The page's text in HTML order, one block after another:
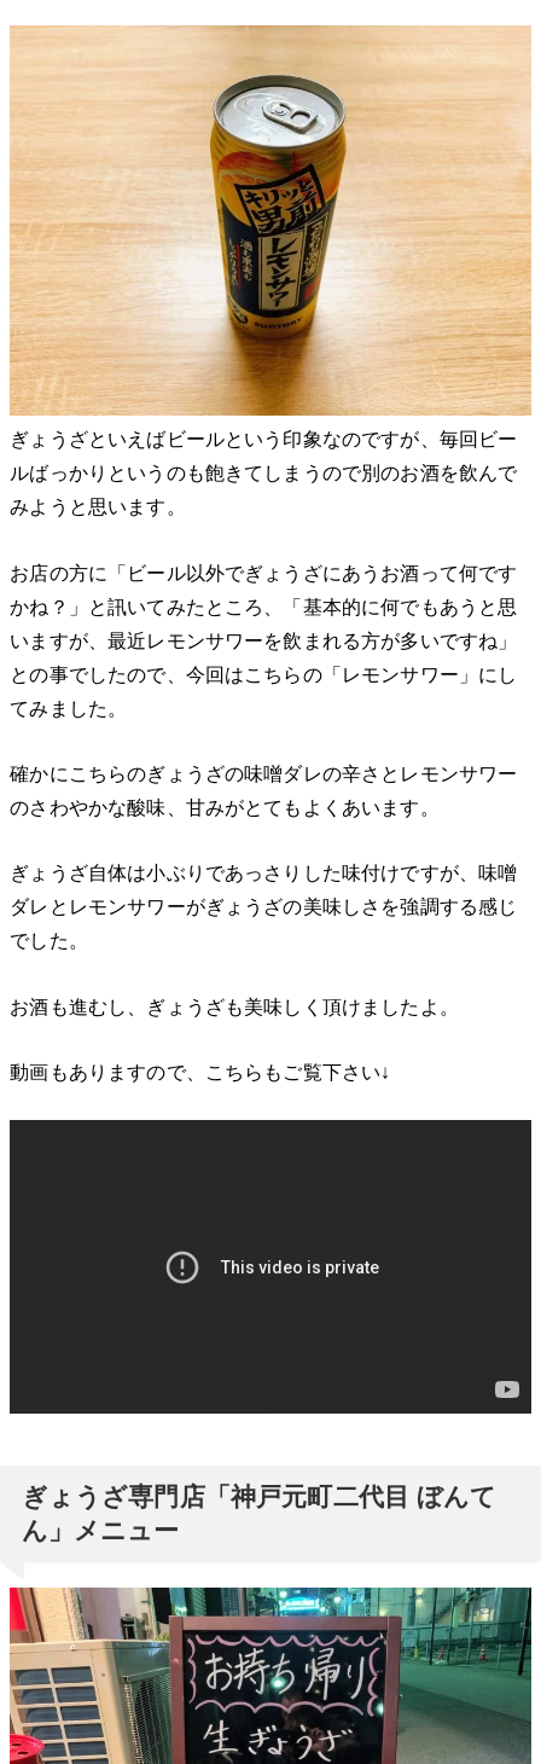
ぎょうざといえばビールという印象なのですが、毎回ビー
ルばっかりというのも飽きてしまうので別のお酒を飲んで
みようと思います。
お店の方に「ビール以外でぎょうざにあうお酒って何です
かね？」と訊いてみたところ、「基本的に何でもあうと思
いますが、最近レモンサワーを飲まれる方が多いですね」
との事でしたので、今回はこちらの「レモンサワー」にし
てみました。
確かにこちらのぎょうざの味噌ダレの辛さとレモンサワー
のさわやかな酸味、甘みがとてもよくあいます。
ぎょうざ自体は小ぶりであっさりした味付けですが、味噌
ダレとレモンサワーがぎょうざの美味しさを強調する感じ
でした。
お酒も進むし、ぎょうざも美味しく頂けましたよ。
動画もありますので、こちらもご覧下さい↓
ぎょうざ専門店「神戸元町二代目 ぼんて
ん」メニュー